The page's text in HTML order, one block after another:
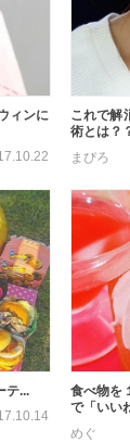
ィンに
これで解
術とは？
まぴろ
テ...
食べ物を
で「いい
めぐ